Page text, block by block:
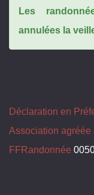
Les
annulées la
Déclaration en
Association agréée
FFRandonnée